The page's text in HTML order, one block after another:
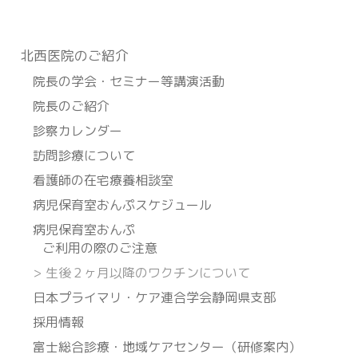
北⻄医院のご紹介
院長の学会・セミナー等講演活動
院長のご紹介
診察カレンダー
訪問診療について
看護師の在宅療養相談室
病児保育室おんぷスケジュール
病児保育室おんぷ
ご利用の際のご注意
> 生後２ヶ月以降のワクチンについて
日本プライマリ・ケア連合学会静岡県支部
採用情報
富士総合診療・地域ケアセンター（研修案内）